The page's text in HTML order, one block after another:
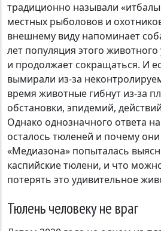
традиционно называли
местных рыболовов и
внешнему виду напоминает
лет популяция этого
и продолжает сокращаться. И
вымирали из-за
время животные гибнут из-за
обстановки, эпидемий,
Однако однозначного ответа
осталось тюленей и почему
«Медиазона» попыталась
каспийские тюлени, и что
потерять это удивительное
Тюлень человеку не враг